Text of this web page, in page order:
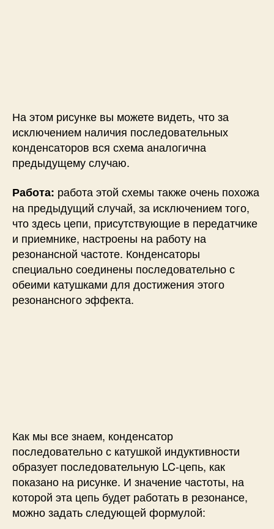
На этом рисунке вы можете видеть, что за
исключением наличия последовательных
конденсаторов вся схема аналогична
предыдущему случаю.
Работа: работа этой схемы также очень похожа
на предыдущий случай, за исключением того,
что здесь цепи, присутствующие в передатчике
и приемнике, настроены на работу на
резонансной частоте. Конденсаторы
специально соединены последовательно с
обеими катушками для достижения этого
резонансного эффекта.
Как мы все знаем, конденсатор
последовательно с катушкой индуктивности
образует последовательную LC-цепь, как
показано на рисунке. И значение частоты, на
которой эта цепь будет работать в резонансе,
можно задать следующей формулой: